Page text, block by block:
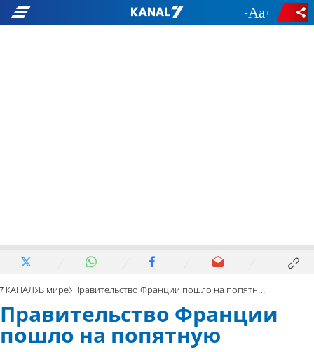
- +
7 КАНАЛ В мире Правительство Франции пошло на попятную
Правительство Франции
пошло на попятную